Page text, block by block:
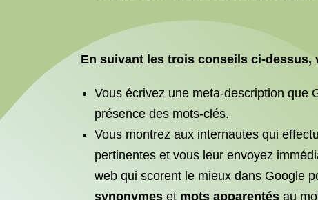
En suivant les trois conseils ci-dessus,
Vous écrivez une meta-description que
présence des mots-clés.
Vous montrez aux internautes qui
pertinentes et vous leur envoyez
web qui scorent le mieux dans Google
synonymes et mots apparentés au